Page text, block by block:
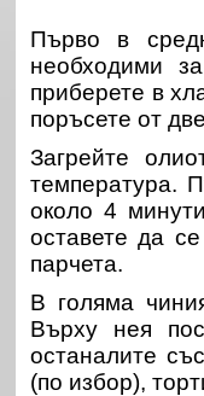
Първо в
необходими
приберете в
поръсете от
Загрейте
температура.
около 4
оставете да
парчета.
В голяма
Върху нея
останалите
(по избор),